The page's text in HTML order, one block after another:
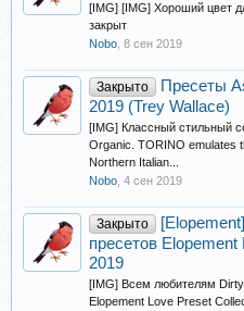
[IMG] [IMG] Хороший цвет
закрыт
Nobo 8 сен 2019
Закрыто
Пресеты
2019 (Trey Wallace)
[IMG] Классный стильный
Organic. TORINO emulates
Northern Italian...
Nobo 4 сен 2019
Закрыто
пресетов
2019
[IMG] Всем любителям
Elopement Love Preset